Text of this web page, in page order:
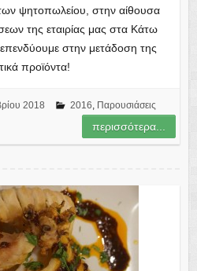
ψητοπωλείου, στην αίθουσα
της εταιρίας μας στα Κάτω
στην μετάδοση της
προϊόντα!
2018 2016, Παρουσιάσεις
περισσότερα...